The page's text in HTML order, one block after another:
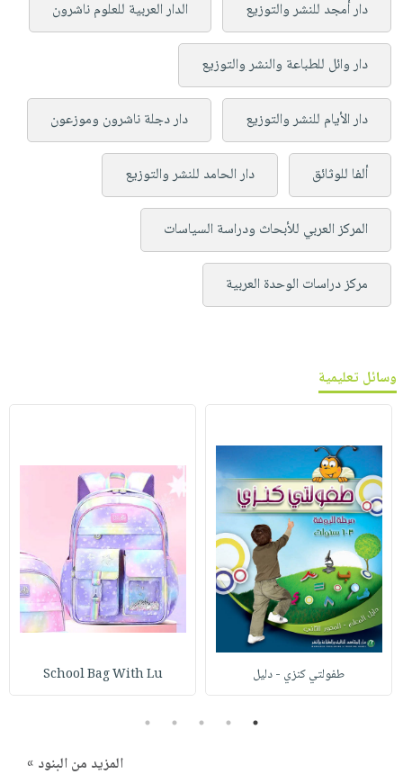
دار أمجد للنشر والتوزيع الدار العربية للعلوم ناشرون
دار وائل للطباعة والنشر والتوزيع
دار الأيام للنشر والتوزيع دار دجلة ناشرون وموزعون
ألفا للوثائق دار الحامد للنشر والتوزيع
المركز العربي للأبحاث ودراسة السياسات
مركز دراسات الوحدة العربية
وسائل تعليمية
طفولتي كنزي - دليل School Bag With Lu
1
2
3
4
5
المزيد من البنود »